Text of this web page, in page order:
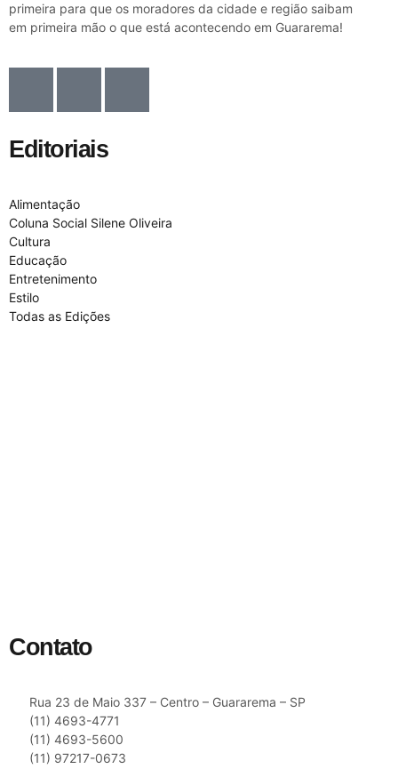
primeira para que os moradores da cidade e região saibam
em primeira mão o que está acontecendo em Guararema!
Editoriais
Alimentação
Coluna Social Silene Oliveira
Cultura
Educação
Entretenimento
Estilo
Todas as Edições
Contato
Rua 23 de Maio 337 – Centro – Guararema – SP
(11) 4693-4771
(11) 4693-5600
(11) 97217-0673